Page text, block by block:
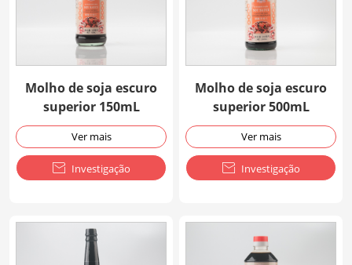
Molho de soja escuro
superior 150mL
Ver mais
 Investigação
Molho de soja escuro
superior 500mL
Ver mais
 Investigação